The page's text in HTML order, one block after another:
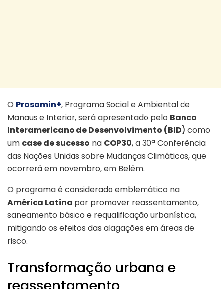
O Prosamin+, Programa Social e Ambiental de
Manaus e Interior, será apresentado pelo Banco
Interamericano de Desenvolvimento (BID) como
um case de sucesso na COP30, a 30ª Conferência
das Nações Unidas sobre Mudanças Climáticas, que
ocorrerá em novembro, em Belém.
O programa é considerado emblemático na
América Latina por promover reassentamento,
saneamento básico e requalificação urbanística,
mitigando os efeitos das alagações em áreas de
risco.
Transformação urbana e